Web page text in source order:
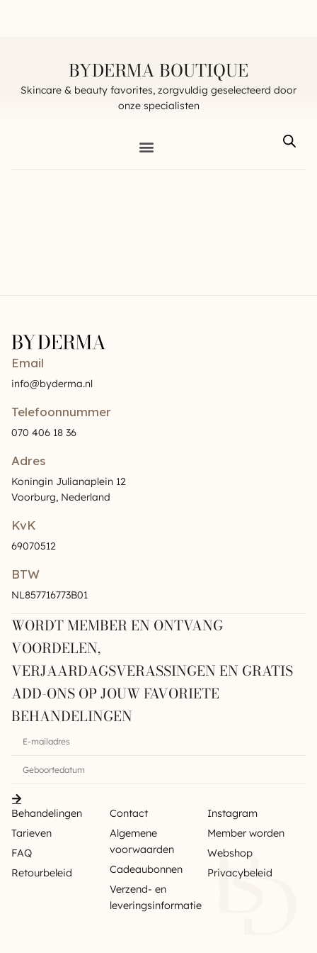
BYDERMA BOUTIQUE
Skincare & beauty favorites, zorgvuldig geselecteerd door
onze specialisten
Email
info@byderma.nl
Telefoonnummer
070 406 18 36
Adres
Koningin Julianaplein 12
Voorburg, Nederland
KvK
69070512
BTW
NL857716773B01
WORDT MEMBER EN ONTVANG
VOORDELEN,
VERJAARDAGSVERASSINGEN EN GRATIS
ADD-ONS OP JOUW FAVORIETE
BEHANDELINGEN
Behandelingen
Tarieven
FAQ
Retourbeleid
Contact
Algemene
voorwaarden
Cadeaubonnen
Verzend- en
leveringsinformatie
Instagram
Member worden
Webshop
Privacybeleid